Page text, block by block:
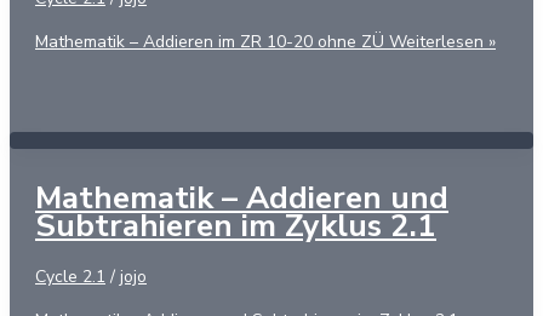
Mathematik – Addieren im ZR 10-20 ohne ZÜ Weiterlesen »
Mathematik – Addieren und
Subtrahieren im Zyklus 2.1
Cycle 2.1 / jojo